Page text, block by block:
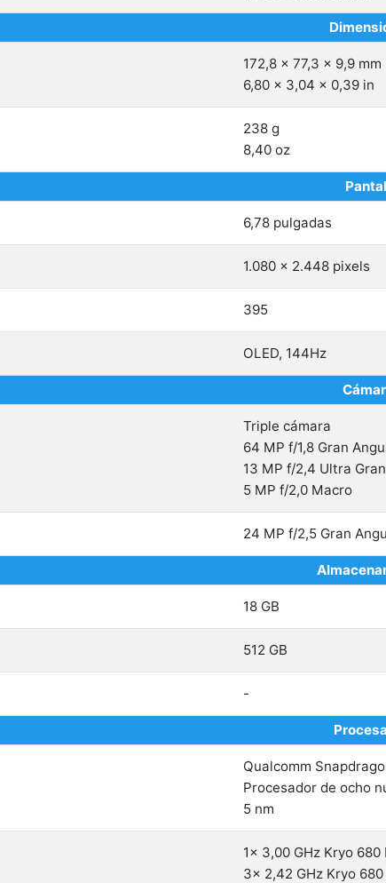
172,8 x 77,3 x 9,9 mm
6,80 x 3,04 x 0,39 in
238 g
8,40 oz
6,78 pulgadas
1.080 x 2.448 pixels
395
OLED, 144Hz
Triple cámara
64 MP f/1,8 Gran
13 MP f/2,4 Ultra
5 MP f/2,0 Macro
24 MP f/2,5 Gran
18 GB
512 GB
-
Qualcomm
Procesador de ocho
5 nm
1x 3,00 GHz Kryo 680
3x 2,42 GHz Kryo 680